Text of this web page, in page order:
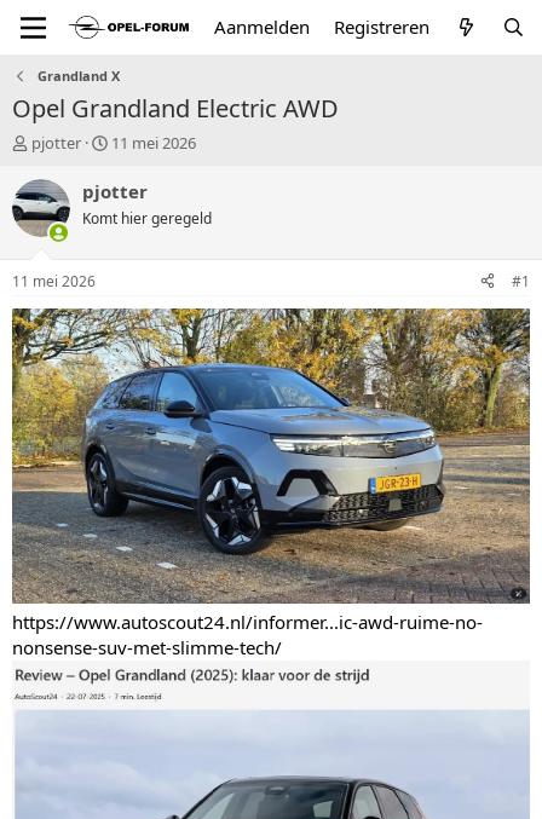
Aanmelden Registreren
Grandland X
Opel Grandland Electric AWD
T
p
i
c
a
r
t
e
r
pjotter
S
a
t
u
m
11 mei 2026
pjotter
Komt hier geregeld
11 mei 2026 #1
https://www.autoscout24.nl/informer...ic-awd-ruime-no-
nonsense-suv-met-slimme-tech/